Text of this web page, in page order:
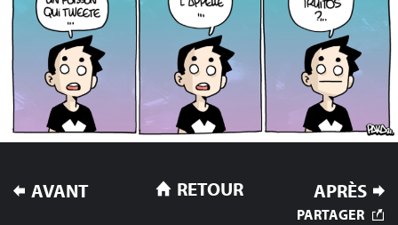
NAVIGATION
DE
AVANT APRÈS
RETOUR
PARTAGER